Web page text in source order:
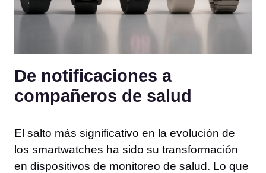
De notificaciones a
compañeros de salud
El salto más significativo en la evolución de
los smartwatches ha sido su transformación
en dispositivos de monitoreo de salud. Lo que